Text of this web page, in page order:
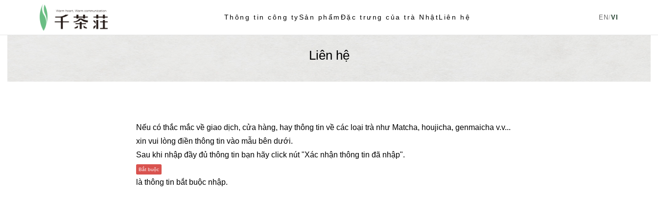
Thông tin công tySản phẩm Đặc trưng của trà NhậtLiên hệ EN/VI
Liên hệ
Nếu có thắc mắc về giao dịch, cửa hàng, hay thông tin về các loại trà như Matcha, houjicha, genmaicha v.v...
xin vui lòng điền thông tin vào mẫu bên dưới.
Sau khi nhập đầy đủ thông tin bạn hãy click nút "Xác nhận thông tin đã nhập".
là thông tin bắt buộc nhập.